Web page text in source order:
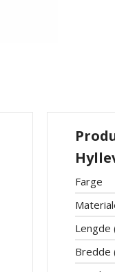
Farge
Lengde
Bredde